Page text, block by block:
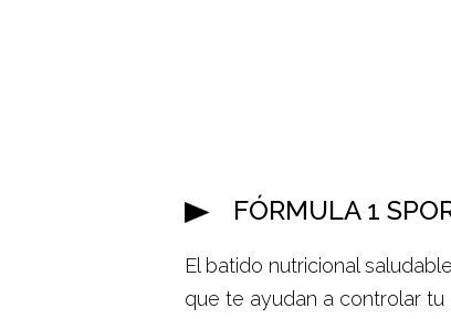
FÓRMULA 1
El batido nutricional
que te ayudan a controlar